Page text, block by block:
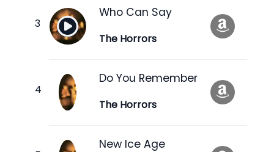
Who Can Say
The Horrors
Do You Remember
The Horrors
New Ice Age